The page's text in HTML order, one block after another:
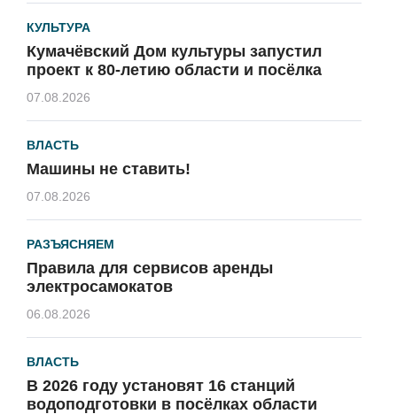
КУЛЬТУРА
Кумачёвский Дом культуры запустил
проект к 80-летию области и посёлка
07.08.2026
ВЛАСТЬ
Машины не ставить!
07.08.2026
РАЗЪЯСНЯЕМ
Правила для сервисов аренды
электросамокатов
06.08.2026
ВЛАСТЬ
В 2026 году установят 16 станций
водоподготовки в посёлках области